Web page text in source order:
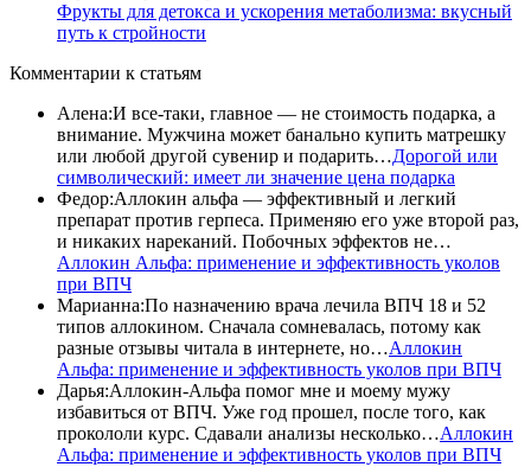
Фрукты для детокса и ускорения метаболизма: вкусный
путь к стройности
Комментарии к статьям
Алена:И все-таки, главное — не стоимость подарка, а
внимание. Мужчина может банально купить матрешку
или любой другой сувенир и подарить…Дорогой или
символический: имеет ли значение цена подарка
Федор:Аллокин альфа — эффективный и легкий
препарат против герпеса. Применяю его уже второй раз,
и никаких нареканий. Побочных эффектов не…
Аллокин Альфа: применение и эффективность уколов
при ВПЧ
Марианна:По назначению врача лечила ВПЧ 18 и 52
типов аллокином. Сначала сомневалась, потому как
разные отзывы читала в интернете, но…Аллокин
Альфа: применение и эффективность уколов при ВПЧ
Дарья:Аллокин-Альфа помог мне и моему мужу
избавиться от ВПЧ. Уже год прошел, после того, как
прокололи курс. Сдавали анализы несколько…Аллокин
Альфа: применение и эффективность уколов при ВПЧ